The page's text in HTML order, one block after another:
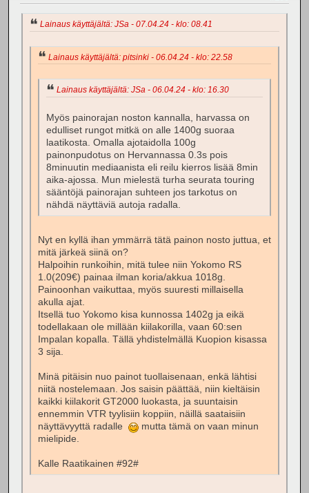
Lainaus käyttäjältä: JSa - 07.04.24 - klo: 08.41
Lainaus käyttäjältä: pitsinki - 06.04.24 - klo: 22.58
Lainaus käyttäjältä: JSa - 06.04.24 - klo: 16.30
Myös painorajan noston kannalla, harvassa on
edulliset rungot mitkä on alle 1400g suoraa
laatikosta. Omalla ajotaidolla 100g
painonpudotus on Hervannassa 0.3s pois
8minuutin mediaanista eli reilu kierros lisää 8min
aika-ajossa. Mun mielestä turha seurata touring
sääntöjä painorajan suhteen jos tarkotus on
nähdä näyttäviä autoja radalla.
Nyt en kyllä ihan ymmärrä tätä painon nosto juttua, et
mitä järkeä siinä on?
Halpoihin runkoihin, mitä tulee niin Yokomo RS
1.0(209€) painaa ilman koria/akkua 1018g.
Painoonhan vaikuttaa, myös suuresti millaisella
akulla ajat.
Itsellä tuo Yokomo kisa kunnossa 1402g ja eikä
todellakaan ole millään kiilakorilla, vaan 60:sen
Impalan kopalla. Tällä yhdistelmällä Kuopion kisassa
3 sija.
Minä pitäisin nuo painot tuollaisenaan, enkä lähtisi
niitä nostelemaan. Jos saisin päättää, niin kieltäisin
kaikki kiilakorit GT2000 luokasta, ja suuntaisin
ennemmin VTR tyylisiin koppiin, näillä saataisiin
näyttävyyttä radalle
mutta tämä on vaan minun
mielipide.
Kalle Raatikainen #92#